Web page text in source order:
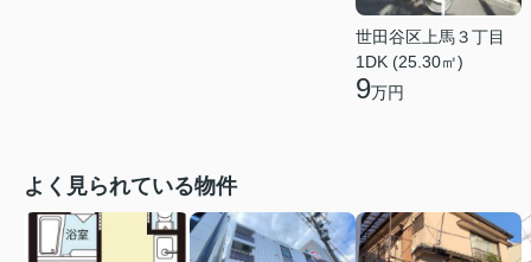
世田谷区上馬３丁目
1DK (25.30㎡)
9万円
よく見られている物件